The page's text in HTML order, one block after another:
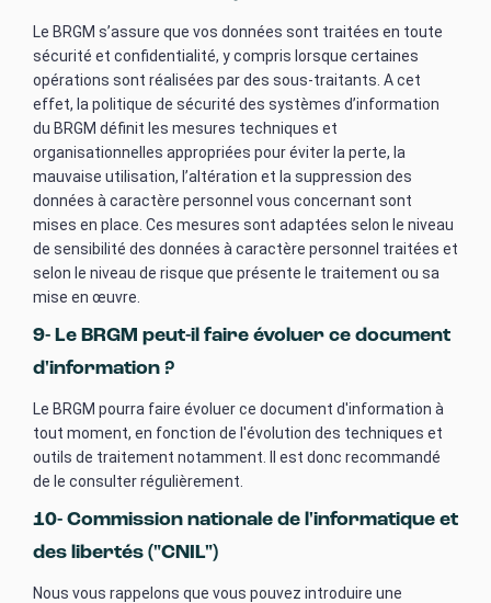
Le BRGM s’assure que vos données sont traitées en toute
sécurité et confidentialité, y compris lorsque certaines
opérations sont réalisées par des sous-traitants. A cet
effet, la politique de sécurité des systèmes d’information
du BRGM définit les mesures techniques et
organisationnelles appropriées pour éviter la perte, la
mauvaise utilisation, l’altération et la suppression des
données à caractère personnel vous concernant sont
mises en place. Ces mesures sont adaptées selon le niveau
de sensibilité des données à caractère personnel traitées et
selon le niveau de risque que présente le traitement ou sa
mise en œuvre.
9- Le BRGM peut-il faire évoluer ce document
d'information ?
Le BRGM pourra faire évoluer ce document d'information à
tout moment, en fonction de l'évolution des techniques et
outils de traitement notamment. Il est donc recommandé
de le consulter régulièrement.
10- Commission nationale de l'informatique et
des libertés ("CNIL")
Nous vous rappelons que vous pouvez introduire une